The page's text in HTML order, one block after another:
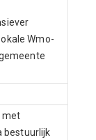
Wmo-
met
bestuurlijk